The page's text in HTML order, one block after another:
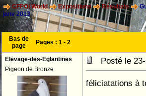
CFPOI World Expositions Résultats
janv 2013
Bas de
page
Pages : 1 - 2
Elevage-des-Eglantines
Pigeon de Bronze
Posté le
féliciatations à